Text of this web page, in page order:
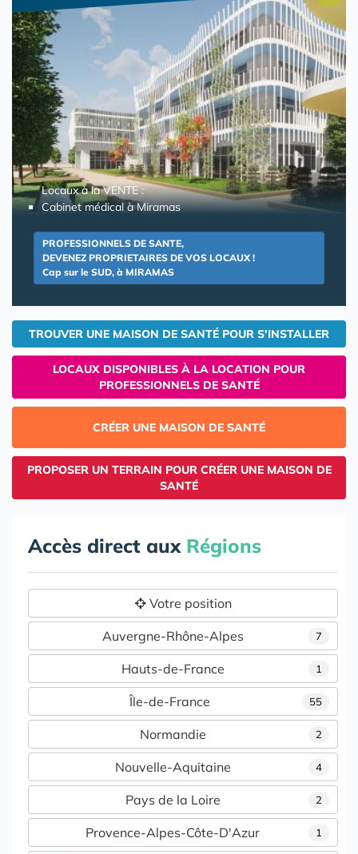
Locaux à la VENTE :
Cabinet médical à Miramas
PROFESSIONNELS DE SANTE,
DEVENEZ PROPRIETAIRES DE VOS LOCAUX !
Cap sur le SUD, à MIRAMAS
TROUVER UNE MAISON DE SANTÉ POUR S'INSTALLER
LOCAUX DISPONIBLES À LA LOCATION POUR
PROFESSIONNELS DE SANTÉ
CRÉER UNE MAISON DE SANTÉ
PROPOSER UN TERRAIN POUR CRÉER UNE MAISON DE
SANTÉ
Accès direct aux Régions
Votre position
7
Auvergne-Rhône-Alpes
1
Hauts-de-France
55
Île-de-France
2
Normandie
4
Nouvelle-Aquitaine
2
Pays de la Loire
1
Provence-Alpes-Côte-D'Azur